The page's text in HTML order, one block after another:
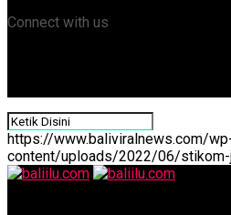
Connect with us
https://www.baliviralnews.com/
content/uploads/2022/06/stikom-